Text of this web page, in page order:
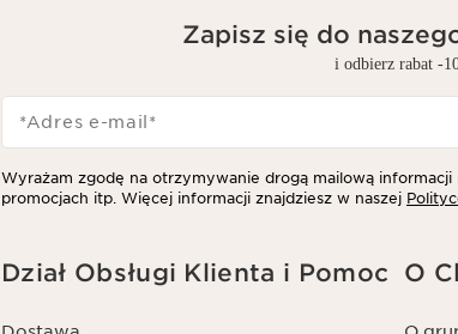
Zapisz się do
i odbierz rabat -
*Adres e-mail *
Wyrażam zgodę na otrzymywanie drogą mailową
promocjach itp. Więcej informacji znajdziesz w naszej
Dział Obsługi Klienta i Pomoc O